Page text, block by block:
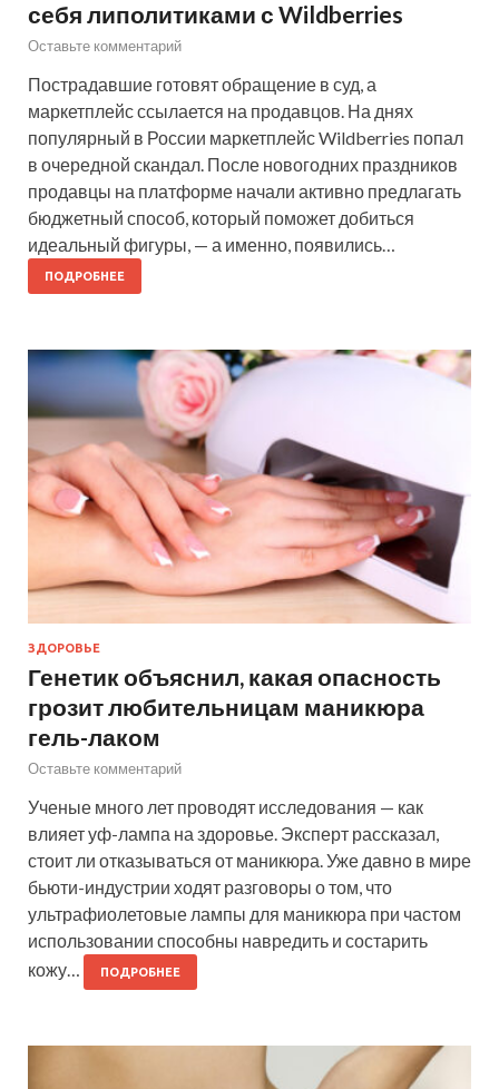
себя липолитиками с Wildberries
Оставьте комментарий
Пострадавшие готовят обращение в суд, а
маркетплейс ссылается на продавцов. На днях
популярный в России маркетплейс Wildberries попал
в очередной скандал. После новогодних праздников
продавцы на платформе начали активно предлагать
бюджетный способ, который поможет добиться
идеальный фигуры, — а именно, появились…
ПОДРОБНЕЕ
ЗДОРОВЬЕ
Генетик объяснил, какая опасность
грозит любительницам маникюра
гель-лаком
Оставьте комментарий
Ученые много лет проводят исследования — как
влияет уф-лампа на здоровье. Эксперт рассказал,
стоит ли отказываться от маникюра. Уже давно в мире
бьюти-индустрии ходят разговоры о том, что
ультрафиолетовые лампы для маникюра при частом
использовании способны навредить и состарить
кожу…
ПОДРОБНЕЕ